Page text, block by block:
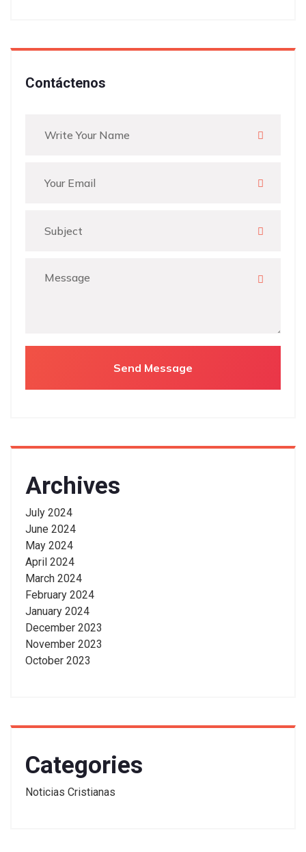
Contáctenos
Archives
July 2024
June 2024
May 2024
April 2024
March 2024
February 2024
January 2024
December 2023
November 2023
October 2023
Categories
Noticias Cristianas